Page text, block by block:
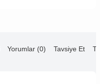
Yorumlar (0) Tavsiye Et